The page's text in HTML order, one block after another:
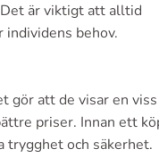
Det är viktigt att alltid
behov.
gör att de visar en viss
priser. Innan ett
och säkerhet.